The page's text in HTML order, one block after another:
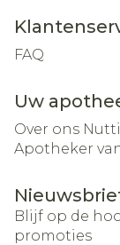
FAQ
Uw
Over ons
Apotheker
Blijf op de
promoties